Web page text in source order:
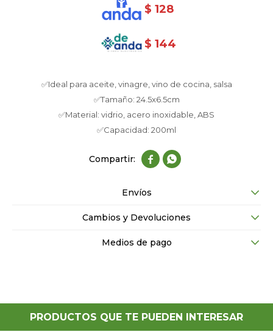
$ 128
$ 144
✅Ideal para aceite, vinagre, vino de cocina, salsa
✅Tamaño: 24.5x6.5cm
✅Material: vidrio, acero inoxidable, ABS
✅Capacidad: 200ml
 
Envíos
Cambios y Devoluciones
Medios de pago
PRODUCTOS QUE TE PUEDEN INTERESAR